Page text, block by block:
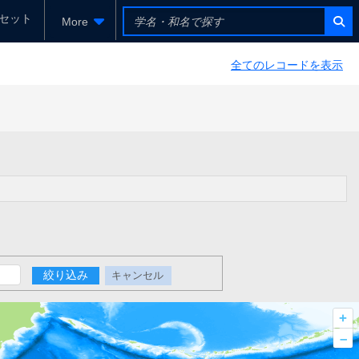
ット More
全てのレコードを表示
絞り込み キャンセル
+
–